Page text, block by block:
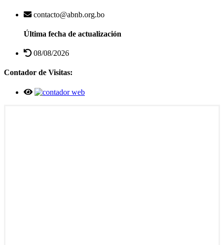
contacto@abnb.org.bo
Última fecha de actualización
08/08/2026
Contador de Visitas: